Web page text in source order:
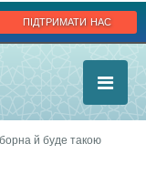
підтримати нас
й буде такою